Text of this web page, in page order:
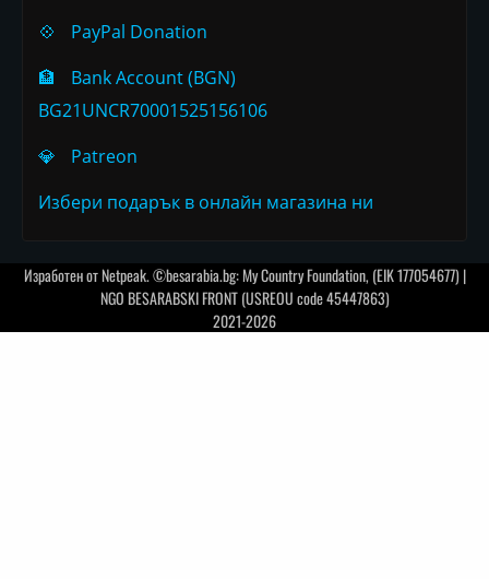
💠
PayPal Donation
🏦
Bank Account (BGN)
BG21UNCR70001525156106
💎
Patreon
Избери подарък в онлайн магазина ни
Изработен отNetpeak. ©besarabia.bg: My Country Foundation, (EIK 177054677) |
NGO BESARABSKI FRONT (USREOU code 45447863)
2021-2026